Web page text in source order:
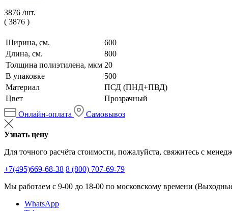
3876 /шт.
( 3876 )
Ширина, см.
600
Длина, см.
800
Толщина полиэтилена, мкм 20
В упаковке
500
Материал
ПСД (ПНД+ПВД)
Цвет
Прозрачный
Онлайн-оплата
Самовывоз
Узнать цену
Для точного расчёта стоимости, пожалуйста, свяжитесь с
+7(495)669-68-38 8 (800) 707-69-79
Мы работаем с 9-00 до 18-00 по московскому времени
WhatsApp